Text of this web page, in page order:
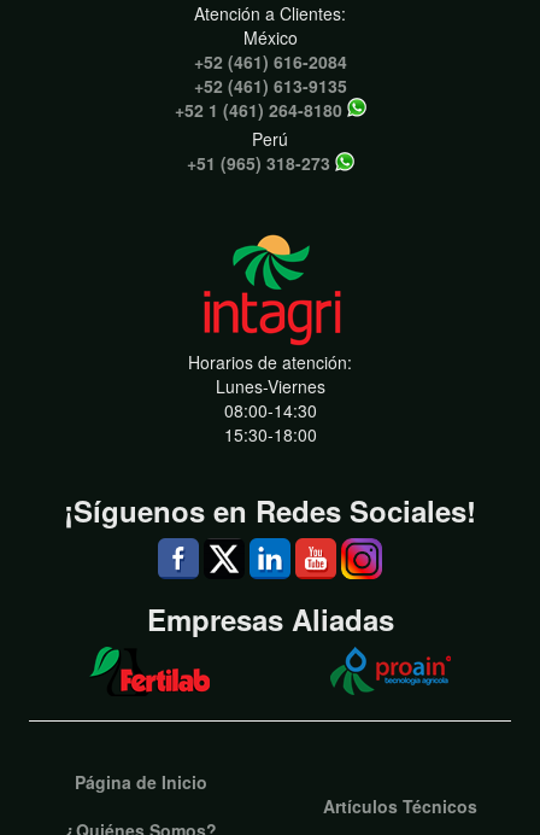
Atención a Clientes:
México
+52 (461) 616-2084
+52 (461) 613-9135
+52 1 (461) 264-8180
Perú
+51 (965) 318-273
Horarios de atención:
Lunes-Viernes
08:00-14:30
15:30-18:00
¡Síguenos en Redes Sociales!
Empresas Aliadas
Página de Inicio
¿Quiénes Somos?
Artículos Técnicos